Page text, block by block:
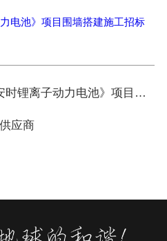
电池》项目围墙搭建施工招标
上一篇：《新建年产3亿安时锂离子动力电池》项目安全评价招标公告
应商